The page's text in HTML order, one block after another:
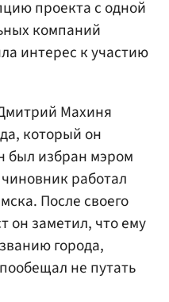
проекта с одной
компаний
интерес к участию
Махиня
который он
был избран мэром
работал
После своего
он заметил, что ему
города,
не путать